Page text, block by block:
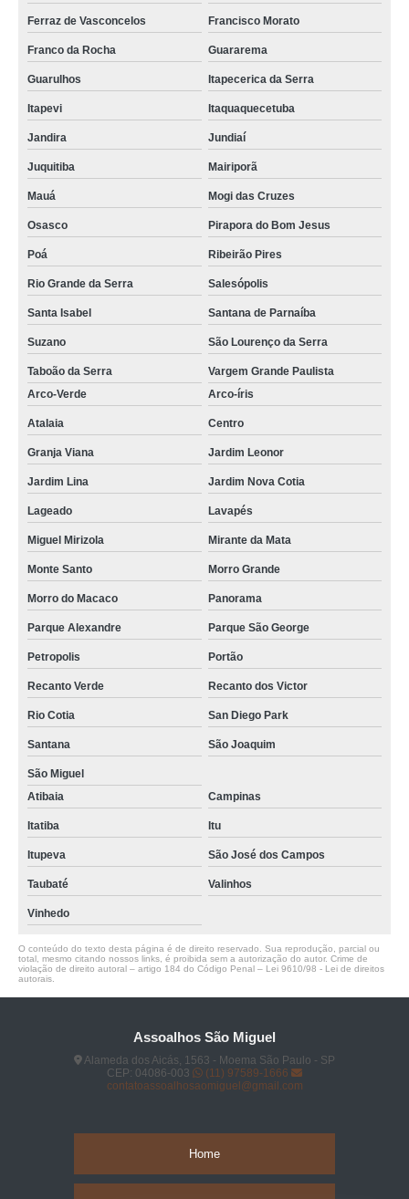
Ferraz de Vasconcelos Francisco Morato
Franco da Rocha Guararema
Guarulhos Itapecerica da Serra
Itapevi Itaquaquecetuba
Jandira Jundiaí
Juquitiba Mairiporã
Mauá Mogi das Cruzes
Osasco Pirapora do Bom Jesus
Poá Ribeirão Pires
Rio Grande da Serra Salesópolis
Santa Isabel Santana de Parnaíba
Suzano São Lourenço da Serra
Taboão da Serra
Vargem Grande Paulista
Arco-Verde
Arco-íris
Atalaia Centro
Granja Viana Jardim Leonor
Jardim Lina Jardim Nova Cotia
Lageado Lavapés
Miguel Mirizola Mirante da Mata
Monte Santo Morro Grande
Morro do Macaco Panorama
Parque Alexandre Parque São George
Petropolis Portão
Recanto Verde Recanto dos Victor
Rio Cotia San Diego Park
Santana São Joaquim
São Miguel
Atibaia
Campinas
Itatiba Itu
Itupeva São José dos Campos
Taubaté Valinhos
Vinhedo
O conteúdo do texto desta página é de direito reservado. Sua reprodução, parcial ou
total, mesmo citando nossos links, é proibida sem a autorização do autor. Crime de
violação de direito autoral – artigo 184 do Código Penal – Lei 9610/98 - Lei de direitos
autorais
Assoalhos São Miguel
Alameda dos Aicás, 1563 - Moema São Paulo - SP
CEP: 04086-003
(11) 97589-1666
contatoassoalhosaomiguel@gmail.com
Home